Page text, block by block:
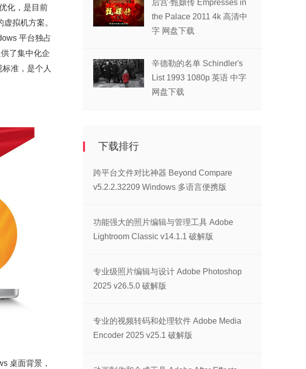
化，是目前
拟机方案。
平台独占
了集中化企
准，是个人
桌面背景，
后宫·甄嬛传 Empresses in
the Palace 2011 4k 高清中
字 网盘下载
辛德勒的名单 Schindler's
List 1993 1080p 英语 中字
网盘下载
下载排行
跨平台文件对比神器 Beyond Compare
v5.2.2.32209 Windows 多语言便携版
功能强大的照片编辑与管理工具 Adobe
Lightroom Classic v14.1.1 破解版
专业级照片编辑与设计 Adobe Photoshop
2025 v26.5.0 破解版
专业的视频转码和处理软件 Adobe Media
Encoder 2025 v25.1 破解版